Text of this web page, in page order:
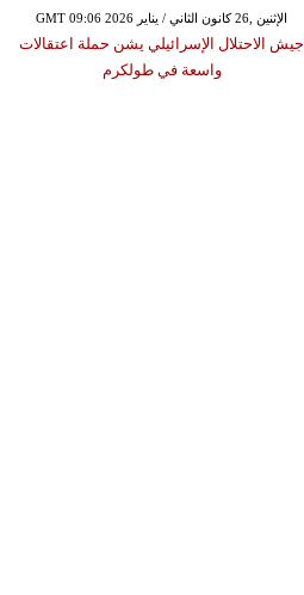
GMT 09:06 2026 الإثنين ,26 كانون الثاني / يناير
جيش الاحتلال الإسرائيلي يشن حملة اعتقالات
واسعة في طولكرم